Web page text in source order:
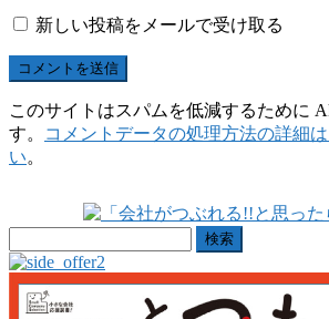
新しい投稿をメールで受け取る
このサイトはスパムを低減するために
す。
コメントデータの処理方法の詳細
い。
索: